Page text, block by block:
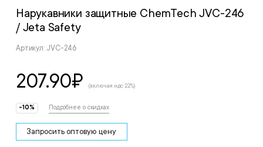
Нарукавники защитные ChemTech JVC-246
/ Jeta Safety
Артикул: JVC-246
207.90₽ (включая ндс 22%)
-10% Подробнее о скидках
Запросить оптовую цену